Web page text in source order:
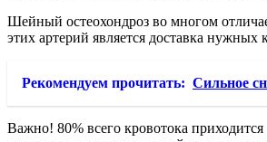
Шейный остеохондроз во многом
этих артерий является доставка
Рекомендуем прочитать: Сильное
Важно! 80% всего кровотока